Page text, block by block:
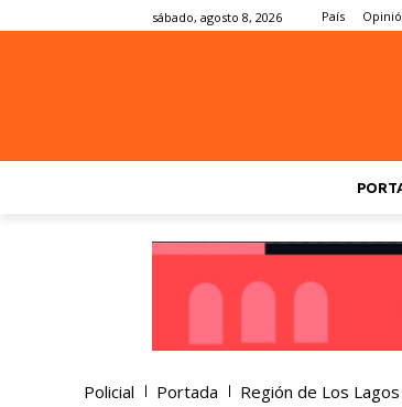
sábado, agosto 8, 2026 País
Policial Portada Región de Los Lagos